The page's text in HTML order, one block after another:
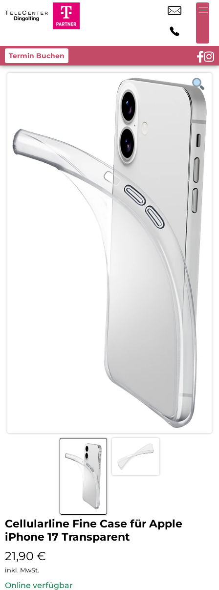
Termin Buchen
Cellularline Fine Case für Apple
iPhone 17 Transparent
21,90 €
inkl. MwSt.
Online verfügbar